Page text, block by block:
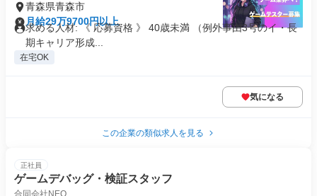
青森県青森市
月給29万9700円以上
求める人材: 《 応募資格 》 40歳未満 （例外事由3号のイ・長
期キャリア形成...
在宅OK
気になる
この企業の類似求人を見る
正社員
ゲームデバッグ・検証スタッフ
合同会社NEO